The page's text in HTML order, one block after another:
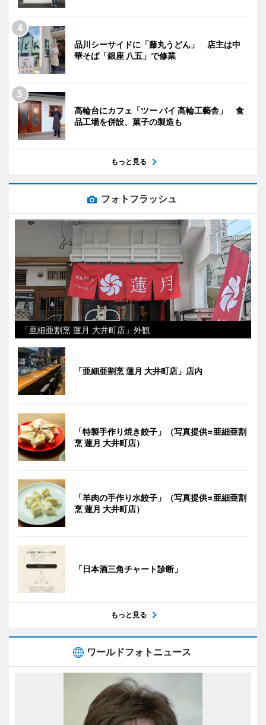
品川シーサイドに「藤丸うどん」 店主は中
華そば「銀座 八五」で修業
高輪台にカフェ「ツー バイ 高輪工藝舎」 食
品工場を併設、菓子の製造も
もっと見る
フォトフラッシュ
「亜細亜割烹 蓮月 大井町店」外観
「亜細亜割烹 蓮月 大井町店」店内
「特製手作り焼き餃子」（写真提供=亜細亜割
烹 蓮月 大井町店）
「羊肉の手作り水餃子」（写真提供=亜細亜割
烹 蓮月 大井町店）
「日本酒三角チャート診断」
もっと見る
ワールドフォトニュース